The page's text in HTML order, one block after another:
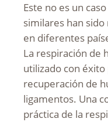
Este no es un
similares han
en diferentes
La respiración de
utilizado con éxito
recuperación de
ligamentos. Una
práctica de la